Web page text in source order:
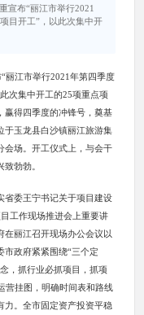
宣布“丽江市举行2021
目开工”，以此次集中开
丽江市举行2021年第四季度
次集中开工的25项重点项
赢得四季度的冲锋号，奠基
于玉龙县白沙镇丽江旅游集
会场。开工仪式上，与会干
勃勃。
省委王宁书记关于项目建设
工作现场推进会上重要讲
在丽江召开现场办公会议以
市政府紧紧围绕“三个定
，抓行业必抓项目，抓项
营挂图，明确时间表和路线
力。全市固定资产投资平稳